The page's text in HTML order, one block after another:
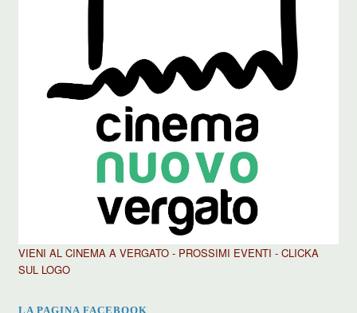
VIENI AL CINEMA A VERGATO - PROSSIMI EVENTI - CLICKA
SUL LOGO
LA PAGINA FACEBOOK